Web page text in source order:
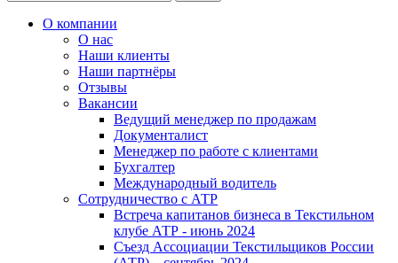
О компании
О нас
Наши клиенты
Наши партнёры
Отзывы
Вакансии
Ведущий менеджер по продажам
Документалист
Менеджер по работе с клиентами
Бухгалтер
Международный водитель
Сотрудничество с АТР
Встреча капитанов бизнеса в Текстильном
клубе АТР - июнь 2024
Съезд Ассоциации Текстильщиков России